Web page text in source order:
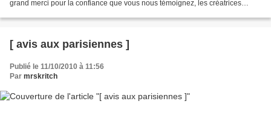
grand merci pour la confiance que vous nous témoignez, les créatrices
[ avis aux parisiennes ]
Publié le 11/10/2010 à 11:56
Par mrskritch